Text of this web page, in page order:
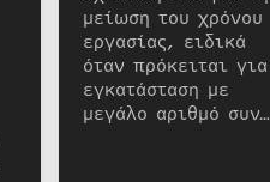
μείωση του χρόνου
εργασίας, ειδικά
όταν πρόκειται για
εγκατάσταση με
μεγάλο αριθμό συν…